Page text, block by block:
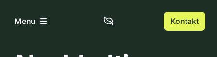
InhaltMenu Kontakt